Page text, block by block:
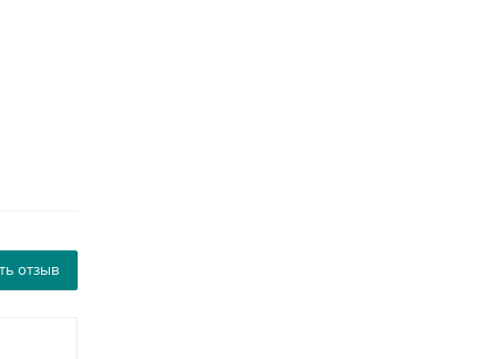
отзыв